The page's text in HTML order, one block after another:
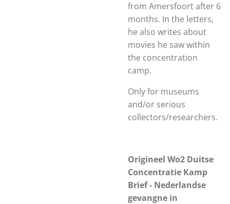
from Amersfoort after 6
months. In the letters,
he also writes about
movies he saw within
the concentration
camp.
Only for museums
and/or serious
collectors/researchers.
Origineel Wo2 Duitse
Concentratie Kamp
Brief - Nederlandse
gevangne in